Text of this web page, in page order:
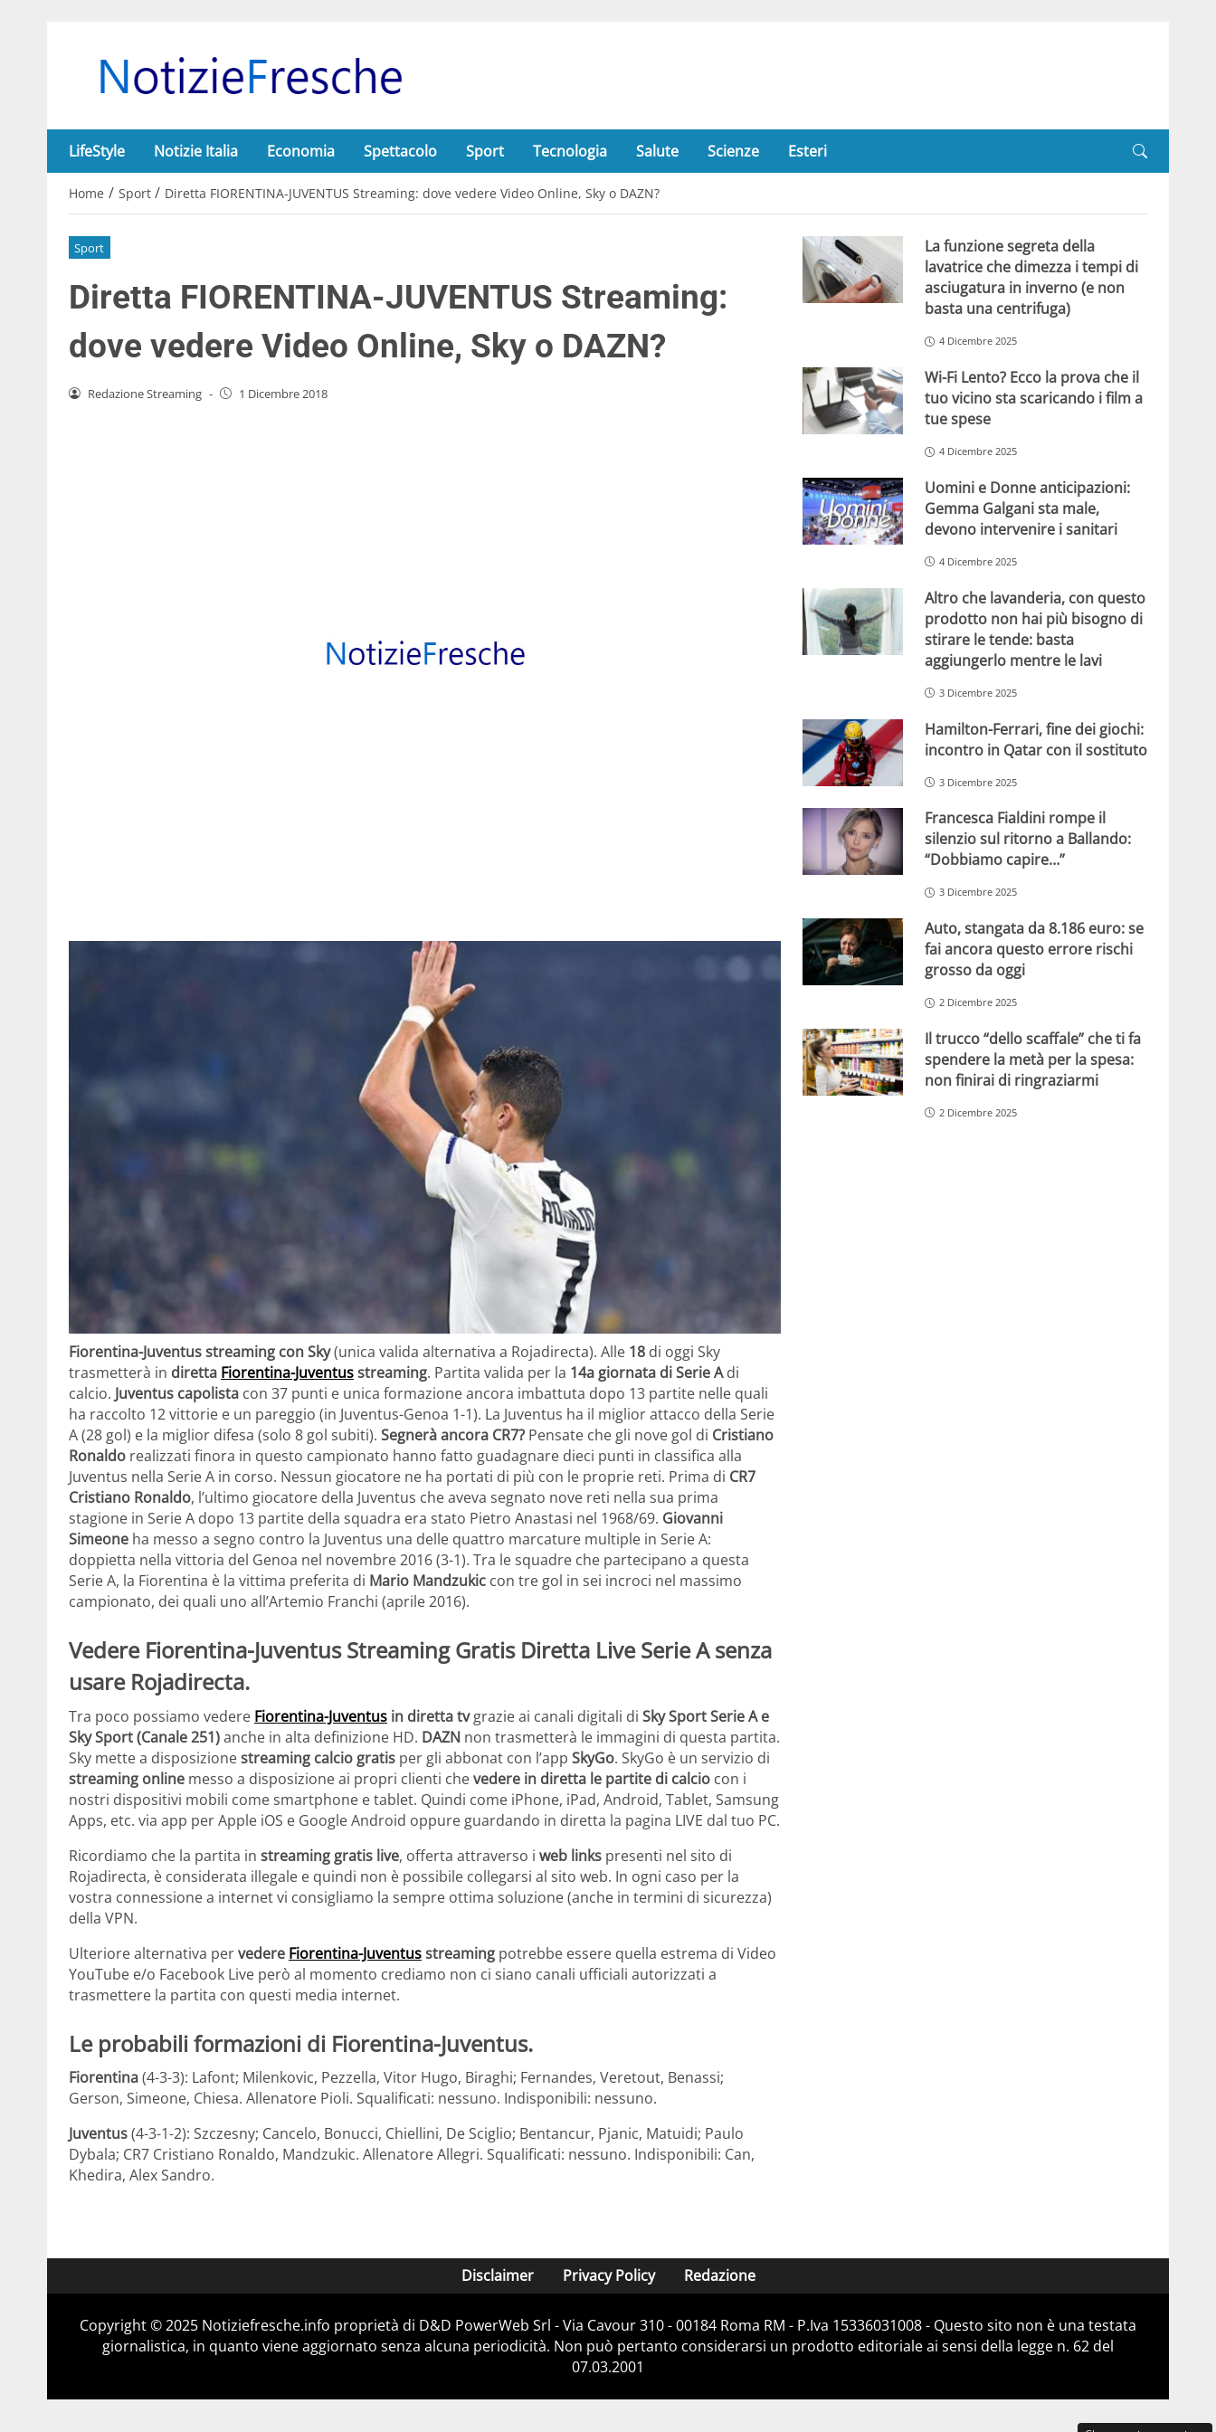
LifeStyle Notizie Italia Economia Spettacolo Sport Tecnologia Salute Scienze Esteri
Home / Sport / Diretta FIORENTINA-JUVENTUS Streaming: dove vedere Video Online, Sky o DAZN?
Sport
Diretta FIORENTINA-JUVENTUS Streaming:
dove vedere Video Online, Sky o DAZN?
Redazione Streaming - 1 Dicembre 2018
Fiorentina-Juventus streaming con Sky(unica valida alternativa a Rojadirecta). Alle 18 di oggi Sky
trasmetterà in diretta Fiorentina-Juventusstreaming. Partita valida per la 14a giornata di Serie Adi
calcio. Juventus capolista con 37 punti e unica formazione ancora imbattuta dopo 13 partite nelle quali
ha raccolto 12 vittorie e un pareggio (in Juventus-Genoa 1-1). La Juventus ha il miglior attacco della Serie
A (28 gol) e la miglior difesa (solo 8 gol subiti). Segnerà ancora CR7? Pensate che gli nove gol di Cristiano
Ronaldo realizzati finora in questo campionato hanno fatto guadagnare dieci punti in classifica alla
Juventus nella Serie A in corso. Nessun giocatore ne ha portati di più con le proprie reti. Prima di CR7
Cristiano Ronaldo, l’ultimo giocatore della Juventus che aveva segnato nove reti nella sua prima
stagione in Serie A dopo 13 partite della squadra era stato Pietro Anastasi nel 1968/69. Giovanni
Simeone ha messo a segno contro la Juventus una delle quattro marcature multiple in Serie A:
doppietta nella vittoria del Genoa nel novembre 2016 (3-1). Tra le squadre che partecipano a questa
Serie A, la Fiorentina è la vittima preferita di Mario Mandzukic con tre gol in sei incroci nel massimo
campionato, dei quali uno all’Artemio Franchi (aprile 2016).
Vedere Fiorentina-JuventusStreaming Gratis Diretta Live Serie A senza
usare Rojadirecta.
Tra poco possiamo vedere Fiorentina-Juventus in diretta tvgrazie ai canali digitali di Sky Sport Serie A e
Sky Sport (Canale 251)anche in alta definizione HD. DAZN non trasmetterà le immagini di questa partita.
Sky mette a disposizionestreaming calcio gratis per gli abbonat con l’app SkyGo. SkyGo è un servizio di
streaming online messo a disposizione ai propri clienti chevedere in diretta le partite di calcio con i
nostri dispositivi mobili come smartphone e tablet. Quindi come iPhone, iPad, Android, Tablet, Samsung
Apps, etc. via app per Apple iOS e Google Android oppure guardando in diretta la pagina LIVE dal tuo PC.
Ricordiamo che la partita in streaming gratis live, offerta attraverso i web links presenti nel sito di
Rojadirecta, è considerata illegale e quindi non è possibile collegarsi al sito web. In ogni caso per la
vostra connessione a internet vi consigliamo la sempre ottima soluzione (anche in termini di sicurezza)
della VPN.
Ulteriore alternativa pervedere Fiorentina-Juventusstreaming potrebbe essere quella estrema di Video
YouTube e/o Facebook Live però al momento crediamo non ci siano canali ufficiali autorizzati a
trasmettere la partita con questi media internet.
Le probabili formazioni di Fiorentina-Juventus.
Fiorentina(4-3-3): Lafont; Milenkovic, Pezzella, Vitor Hugo, Biraghi; Fernandes, Veretout, Benassi;
Gerson, Simeone, Chiesa. Allenatore Pioli. Squalificati: nessuno. Indisponibili: nessuno.
Juventus(4-3-1-2): Szczesny; Cancelo, Bonucci, Chiellini, De Sciglio; Bentancur, Pjanic, Matuidi; Paulo
Dybala; CR7 Cristiano Ronaldo, Mandzukic. Allenatore Allegri. Squalificati: nessuno. Indisponibili: Can,
Khedira, Alex Sandro.
La funzione segreta della
lavatrice che dimezza i tempi di
asciugatura in inverno (e non
basta una centrifuga)
4 Dicembre 2025
Wi-Fi Lento? Ecco la prova che il
tuo vicino sta scaricando i film a
tue spese
4 Dicembre 2025
Uomini e Donne anticipazioni:
Gemma Galgani sta male,
devono intervenire i sanitari
4 Dicembre 2025
Altro che lavanderia, con questo
prodotto non hai più bisogno di
stirare le tende: basta
aggiungerlo mentre le lavi
3 Dicembre 2025
Hamilton-Ferrari, fine dei giochi:
incontro in Qatar con il sostituto
3 Dicembre 2025
Francesca Fialdini rompe il
silenzio sul ritorno a Ballando:
“Dobbiamo capire…”
3 Dicembre 2025
Auto, stangata da 8.186 euro: se
fai ancora questo errore rischi
grosso da oggi
2 Dicembre 2025
Il trucco “dello scaffale” che ti fa
spendere la metà per la spesa:
non finirai di ringraziarmi
2 Dicembre 2025
Disclaimer Privacy Policy Redazione
Copyright © 2025 Notiziefresche.info proprietà di D&D PowerWeb Srl - Via Cavour 310 - 00184 Roma RM - P.Iva 15336031008 - Questo sito non è una testata
giornalistica, in quanto viene aggiornato senza alcuna periodicità. Non può pertanto considerarsi un prodotto editoriale ai sensi della legge n. 62 del
07.03.2001